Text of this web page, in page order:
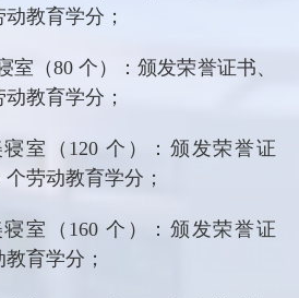
教育学分；
室（80 个）：颁发荣誉证书、
教育学分；
室（ 120 个）：颁发荣誉证
劳动教育学分；
室（ 160 个）：颁发荣誉证
育学分；